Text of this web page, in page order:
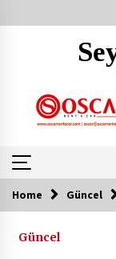
to
Yeni
Home Güncel
Güncel